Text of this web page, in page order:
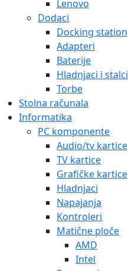
Lenovo
Dodaci
Docking station
Adapteri
Baterije
Hladnjaci i stalci
Torbe
Stolna računala
Informatika
PC komponente
Audio/tv kartice
TV kartice
Grafičke kartice
Hladnjaci
Napajanja
Kontroleri
Matične ploče
AMD
Intel